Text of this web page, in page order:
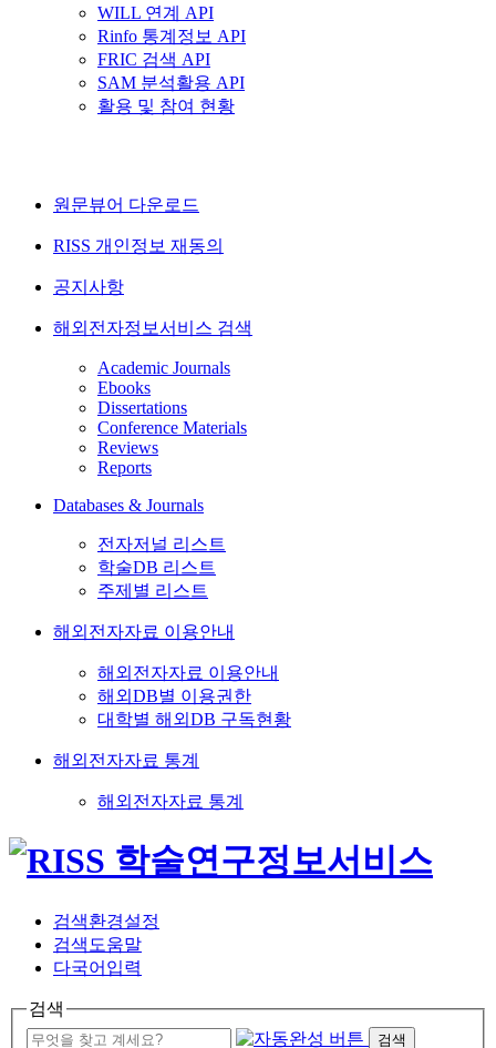
WILL 연계 API
Rinfo 통계정보 API
FRIC 검색 API
SAM 분석활용 API
활용 및 참여 현황
원문뷰어 다운로드
RISS 개인정보 재동의
공지사항
해외전자정보서비스 검색
Academic Journals
Ebooks
Dissertations
Conference Materials
Reviews
Reports
Databases & Journals
전자저널 리스트
학술DB 리스트
주제별 리스트
해외전자자료 이용안내
해외전자자료 이용안내
해외DB별 이용권한
대학별 해외DB 구독현황
해외전자자료 통계
해외전자자료 통계
검색환경설정
검색도움말
다국어입력
검색
검색